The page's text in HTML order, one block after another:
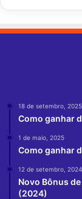
18 de setembro, 2025
Como ganhar
1 de maio, 2025
Como ganhar
12 de setembro, 2024
Novo Bônus
(2024)